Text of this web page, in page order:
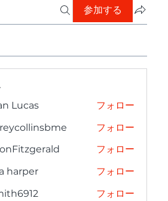
参加する
Lucas フォロー
フォロー
フォロー
harper
フォロー
フォロー